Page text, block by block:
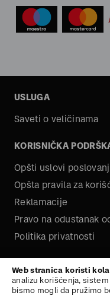
USLUGA
Saveti o veličinama
KORISNIČKA
Opšti uslovi
Opšta pravila za
Reklamacije
Pravo na odustanak
Politika privatnosti
Kariera
Web stranica koristi
analizu korišćenja,
bismo mogli da pružimo